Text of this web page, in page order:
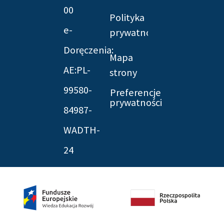
00
e-
Doręczenia:
AE:PL-
99580-
84987-
WADTH-
24
Polityka
prywatności
Mapa
strony
Preferencje
prywatności